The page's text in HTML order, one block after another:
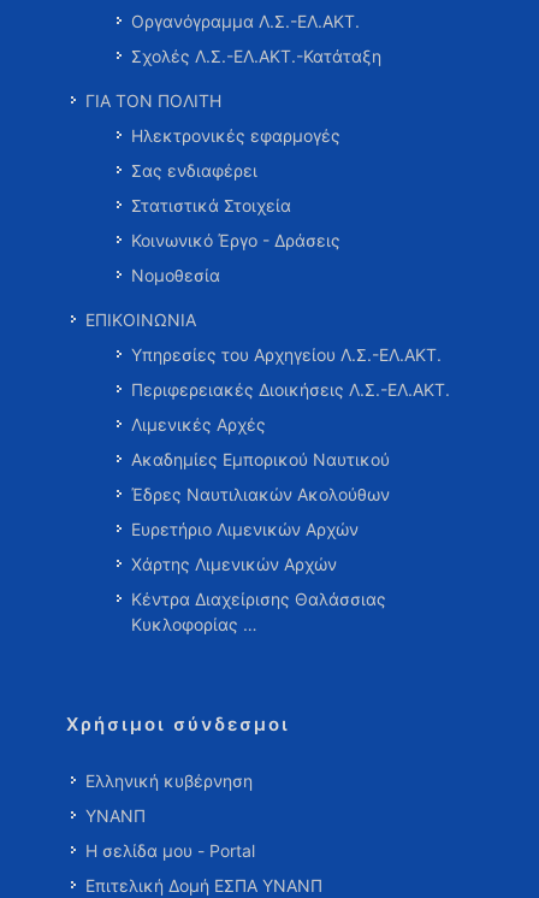
Οργανόγραμμα Λ.Σ.-ΕΛ.ΑΚΤ.
Σχολές Λ.Σ.-ΕΛ.ΑΚΤ.-Κατάταξη
ΓΙΑ ΤΟΝ ΠΟΛΙΤΗ
Ηλεκτρονικές εφαρμογές
Σας ενδιαφέρει
Στατιστικά Στοιχεία
Κοινωνικό Έργο - Δράσεις
Νομοθεσία
ΕΠΙΚΟΙΝΩΝΙΑ
Υπηρεσίες του Αρχηγείου Λ.Σ.-ΕΛ.ΑΚΤ.
Περιφερειακές Διοικήσεις Λ.Σ.-ΕΛ.ΑΚΤ.
Λιμενικές Αρχές
Ακαδημίες Εμπορικού Ναυτικού
Έδρες Ναυτιλιακών Ακολούθων
Ευρετήριο Λιμενικών Αρχών
Χάρτης Λιμενικών Αρχών
Κέντρα Διαχείρισης Θαλάσσιας
Κυκλοφορίας …
Χρήσιμοι σύνδεσμοι
Ελληνική κυβέρνηση
ΥΝΑΝΠ
Η σελίδα μου - Portal
Επιτελική Δομή ΕΣΠΑ ΥΝΑΝΠ